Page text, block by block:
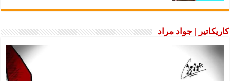
كاريكاتير | جواد مراد